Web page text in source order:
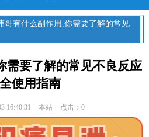
哥有什么副作用,你需要了解的常见
需要了解的常见不良反应
使用指南
16:40:31 本站 点击：0